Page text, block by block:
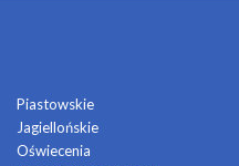
Piastowskie
Jagiellońskie
Oświecenia